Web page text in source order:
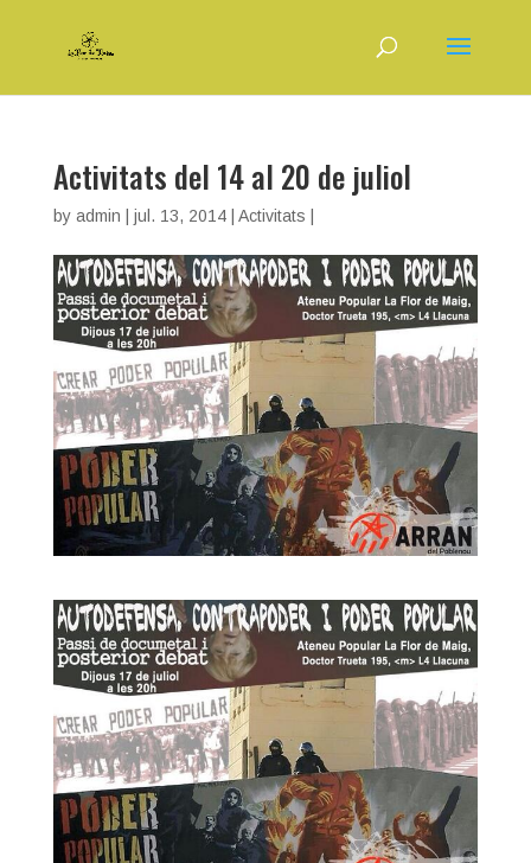
Activitats del 14 al 20 de juliol
by admin jul. 13, 2014| Activitats